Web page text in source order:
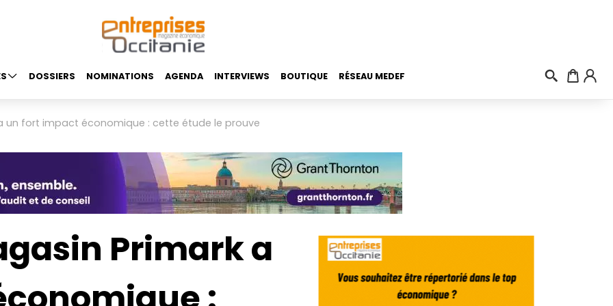
DOSSIERS NOMINATIONS AGENDA INTERVIEWS BOUTIQUE RÉSEAU MEDEF
un fort impact économique : cette étude le prouve
Primark a